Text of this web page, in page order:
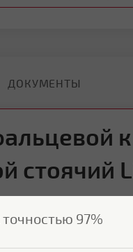
ДОКУМЕНТЫ
стоячий
97%